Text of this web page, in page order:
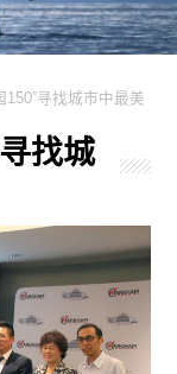
150”寻找城市中最美
找城